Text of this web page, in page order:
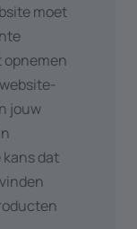
moet
opnemen
jouw
dat
score
meer
het
te
vandaan
meer
met
: Bouw
en
je positie
je niet hoe
over